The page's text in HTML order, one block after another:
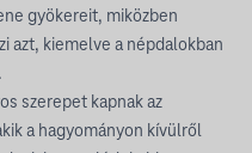
gyökereit, miközben
azt, kiemelve a népdalokban
szerepet kapnak az
a hagyományon kívülről